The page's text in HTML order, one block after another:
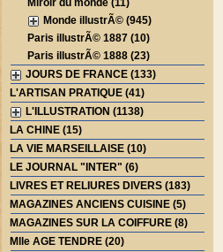
Miroir du monde (11)
Monde illustrÃ© (945)
Paris illustrÃ© 1887 (10)
Paris illustrÃ© 1888 (23)
JOURS DE FRANCE (133)
L'ARTISAN PRATIQUE (41)
L'ILLUSTRATION (1138)
LA CHINE (15)
LA VIE MARSEILLAISE (10)
LE JOURNAL "INTER" (6)
LIVRES ET RELIURES DIVERS (183)
MAGAZINES ANCIENS CUISINE (5)
MAGAZINES SUR LA COIFFURE (8)
Mlle AGE TENDRE (20)